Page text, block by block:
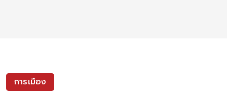
การเมือง